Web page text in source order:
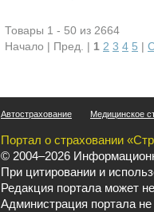
Товары 1 - 50 из 2664
Начало | Пред. | 1 2 3 4 5 |
Автострахование Медицинское
Портал о страховании
© 2004–2026
При цитировании и
Редакция портала может
Администрация портала